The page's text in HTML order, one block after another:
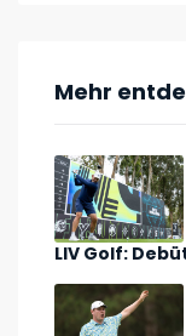
Mehr
LIV Golf: